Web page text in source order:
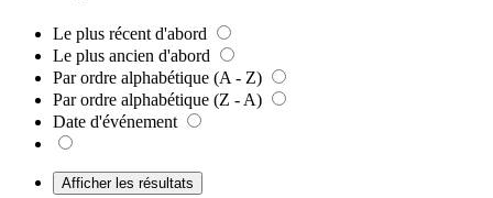
Le plus récent d'abord
Le plus ancien d'abord
Par ordre alphabétique (A - Z)
Par ordre alphabétique (Z - A)
Date d'événement
Afficher les résultats